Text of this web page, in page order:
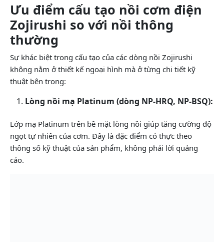
Ưu điểm cấu tạo nồi cơm điện
Zojirushi so với nồi thông
thường
Sự khác biệt trong cấu tạo của các dòng nồi Zojirushi
không nằm ở thiết kế ngoại hình mà ở từng chi tiết kỹ
thuật bên trong:
Lòng nồi mạ Platinum (dòng NP-HRQ, NP-BSQ):
Lớp mạ Platinum trên bề mặt lòng nồi giúp tăng cường độ
ngọt tự nhiên của cơm. Đây là đặc điểm có thực theo
thông số kỹ thuật của sản phẩm, không phải lời quảng
cáo.